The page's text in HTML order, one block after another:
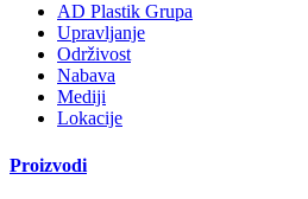
AD Plastik Grupa
Upravljanje
Održivost
Nabava
Mediji
Lokacije
Proizvodi